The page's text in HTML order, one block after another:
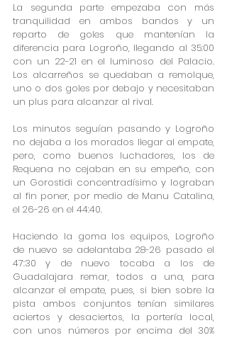
La segunda parte empezaba con más
tranquilidad en ambos bandos y un
reparto de goles que mantenían la
diferencia para Logroño, llegando al 35:00
con un 22-21 en el luminoso del Palacio.
Los alcarreños se quedaban a remolque,
uno o dos goles por debajo y necesitaban
un plus para alcanzar al rival.
Los minutos seguían pasando y Logroño
no dejaba a los morados llegar al empate,
pero, como buenos luchadores, los de
Requena no cejaban en su empeño, con
un Gorostidi concentradísimo y lograban
al fin poner, por medio de Manu Catalina,
el 26-26 en el 44:40.
Haciendo la goma los equipos, Logroño
de nuevo se adelantaba 28-26 pasado el
47:30 y de nuevo tocaba a los de
Guadalajara remar, todos a una, para
alcanzar el empate, pues, si bien sobre la
pista ambos conjuntos tenían similares
aciertos y desaciertos, la portería local,
con unos números por encima del 30%